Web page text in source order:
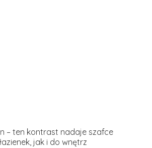
– ten kontrast nadaje szafce
jak i do wnętrz